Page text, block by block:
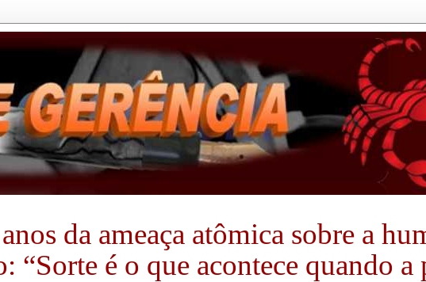
da ameaça atômica sobre a
é o que acontece quando a